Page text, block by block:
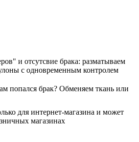
и отсутсвие брака: разматываем
с одновременным контролем
попался брак? Обменяем ткань или
для интернет-магазина и может
магазинах